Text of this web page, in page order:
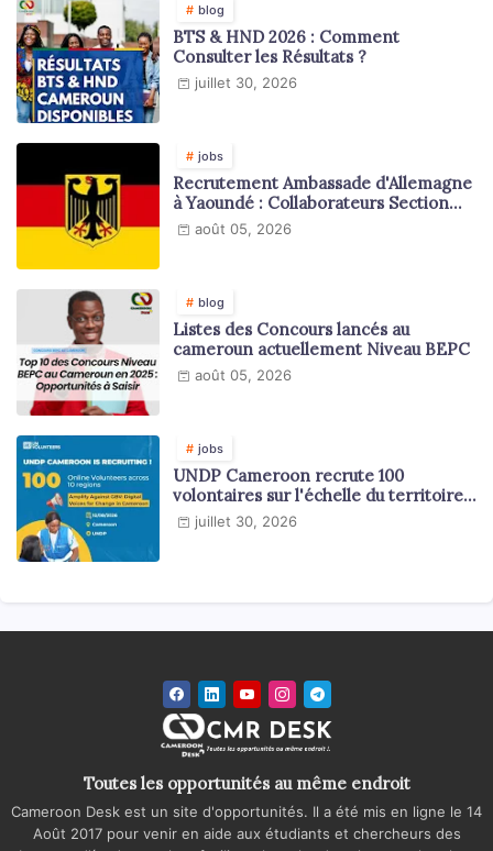
blog
BTS & HND 2026 : Comment
Consulter les Résultats ?
juillet 30, 2026
jobs
Recrutement Ambassade d'Allemagne
à Yaoundé : Collaborateurs Section
Juridique et Consulaire
août 05, 2026
blog
Listes des Concours lancés au
cameroun actuellement Niveau BEPC
août 05, 2026
jobs
UNDP Cameroon recrute 100
volontaires sur l'échelle du territoire
national
juillet 30, 2026
Toutes les opportunités au même endroit
Cameroon Desk est un site d'opportunités. Il a été mis en ligne le 14
Août 2017 pour venir en aide aux étudiants et chercheurs des